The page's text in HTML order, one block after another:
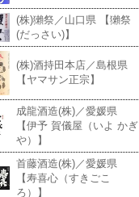
(株)獺祭／山口県 【獺祭
(だっさい)】
(株)酒持田本店／島根県
【ヤマサン正宗】
成龍酒造(株)／愛媛県
【伊予 賀儀屋（いよ かぎ
や）】
首藤酒造(株)／愛媛県
【寿喜心（すきごこ
ろ）】